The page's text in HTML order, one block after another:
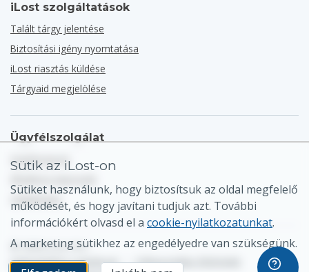
iLost szolgáltatások
Talált tárgy jelentése
Biztosítási igény nyomtatása
iLost riasztás küldése
Tárgyaid megjelölése
Ügyfélszolgálat
Súgóközpont
Oldaltérkép
© 2026 iLost B.V.
Adatvédelmi szabályzat • Felhasználási feltételek
Sütik az iLost-on
Sütiket használunk, hogy biztosítsuk az oldal megfelelő
működését, és hogy javítani tudjuk azt. További
információkért olvasd el a cookie-nyilatkozatunkat.
A marketing sütikhez az engedélyedre van szükségünk.